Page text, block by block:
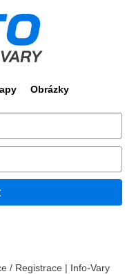
Obrázky
/ Registrace | Info-Vary